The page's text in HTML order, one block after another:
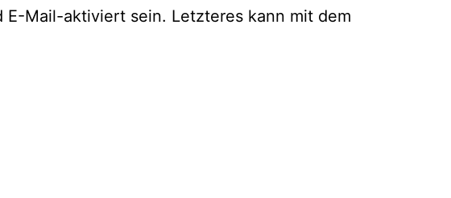
Mail-aktiviert sein. Letzteres kann mit dem